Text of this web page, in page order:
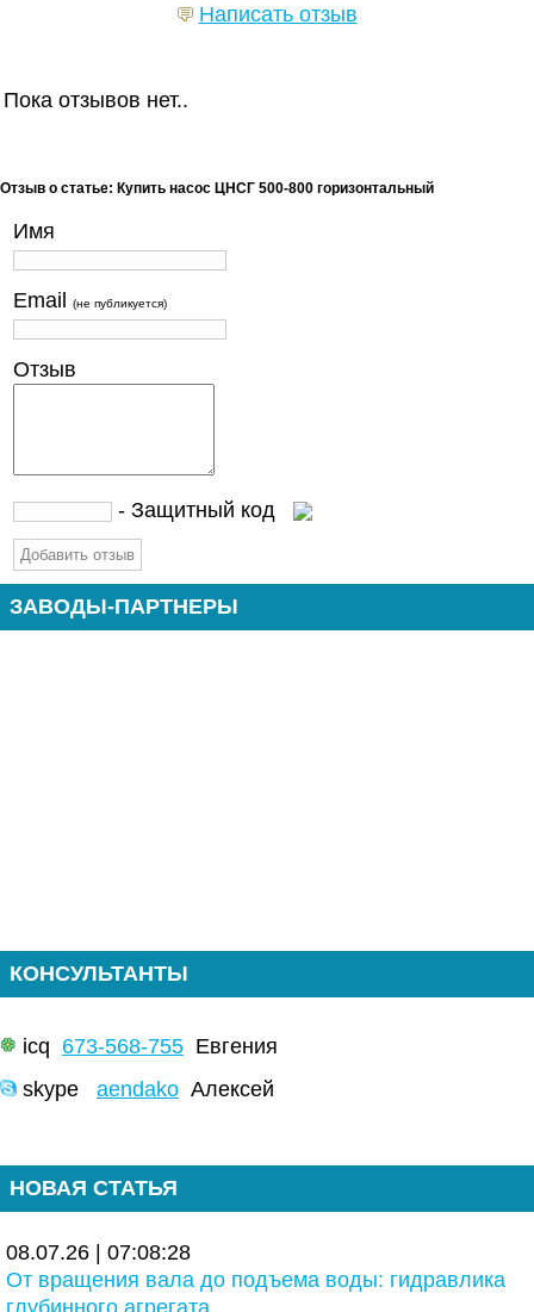
Написать отзыв
Пока отзывов нет..
Отзыв о статье: Купить насос ЦНСГ 500-800 горизонтальный
Имя
Email (не публикуется)
Отзыв
- Защитный код
ЗАВОДЫ-ПАРТНЕРЫ
КОНСУЛЬТАНТЫ
icq 673-568-755 Евгения
skype aendako Алексей
НОВАЯ СТАТЬЯ
08.07.26 | 07:08:28
От вращения вала до подъема воды: гидравлика
глубинного агрегата